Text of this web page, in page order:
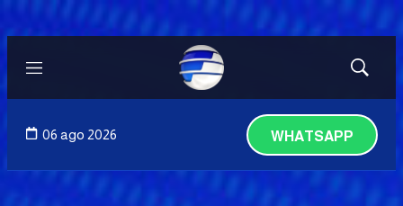
Menú
Mostrar
06 ago 2026 WHATSAPP